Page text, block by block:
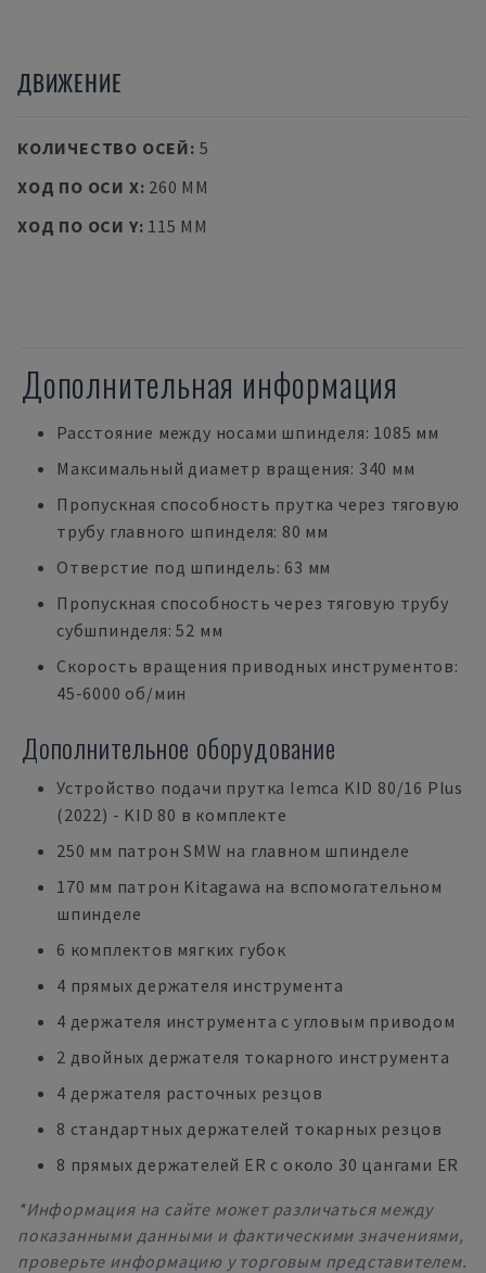
ДВИЖЕНИЕ
КОЛИЧЕСТВО ОСЕЙ: 5
ХОД ПО ОСИ X: 260 MM
ХОД ПО ОСИ Y: 115 MM
Дополнительная информация
Расстояние между носами шпинделя: 1085 мм
Максимальный диаметр вращения: 340 мм
Пропускная способность прутка через тяговую
трубу главного шпинделя: 80 мм
Отверстие под шпиндель: 63 мм
Пропускная способность через тяговую трубу
субшпинделя: 52 мм
Скорость вращения приводных инструментов:
45-6000 об/мин
Дополнительное оборудование
Устройство подачи прутка Iemca KID 80/16 Plus
(2022) - KID 80 в комплекте
250 мм патрон SMW на главном шпинделе
170 мм патрон Kitagawa на вспомогательном
шпинделе
6 комплектов мягких губок
4 прямых держателя инструмента
4 держателя инструмента с угловым приводом
2 двойных держателя токарного инструмента
4 держателя расточных резцов
8 стандартных держателей токарных резцов
8 прямых держателей ER с около 30 цангами ER
*Информация на сайте может различаться между
показанными данными и фактическими значениями,
проверьте информацию у торговым представителем.